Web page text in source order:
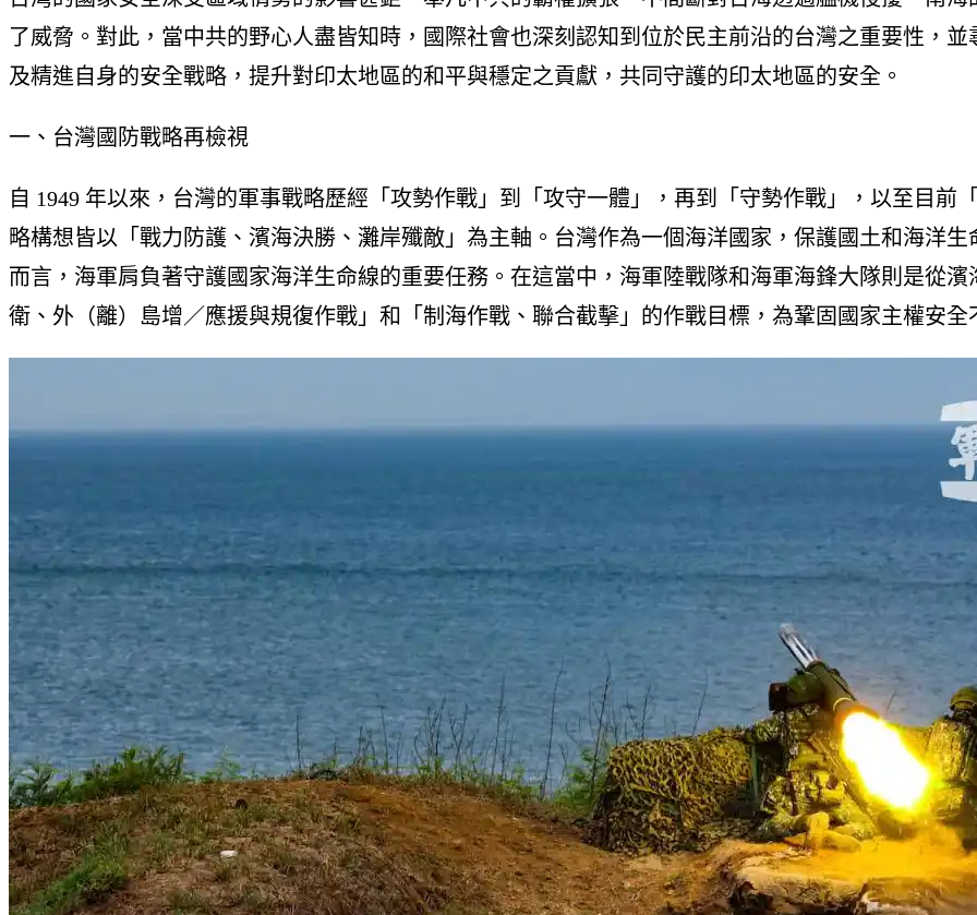
了威脅。對此，當中共的野心人盡皆知時，國際社會也深刻認知到位於民主前沿的台灣之重要性，
及精進自身的安全戰略，提升對印太地區的和平與穩定之貢獻，共同守護的印太地區的安全。
一、台灣國防戰略再檢視
自 1949 年以來，台灣的軍事戰略歷經「攻勢作戰」到「攻守一體」，再到「守勢作戰」，以至目前
略構想皆以「戰力防護、濱海決勝、灘岸殲敵」為主軸。台灣作為一個海洋國家，保護國土和海洋
而言，海軍肩負著守護國家海洋生命線的重要任務。在這當中，海軍陸戰隊和海軍海鋒大隊則是從
衛、外（離）島增／應援與規復作戰」和「制海作戰、聯合截擊」的作戰目標，為鞏固國家主權安全